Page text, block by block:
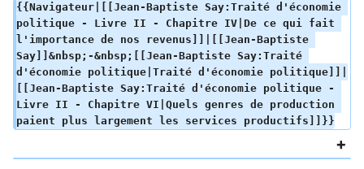
{{Navigateur|[[Jean-Baptiste Say:Traité d'économie
politique - Livre II - Chapitre IV|De ce qui fait
l'importance de nos revenus]]|[[Jean-Baptiste
Say]]&nbsp;-&nbsp;[[Jean-Baptiste Say:Traité
d'économie politique|Traité d'économie politique]]|
[[Jean-Baptiste Say:Traité d'économie politique -
Livre II - Chapitre VI|Quels genres de production
paient plus largement les services productifs]]}}